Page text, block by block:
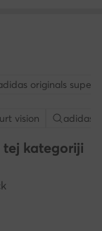
originals
vision adidas
tej kategoriji